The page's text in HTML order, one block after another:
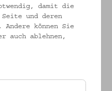
Vereinsmitglieder
dreams
damit die
und deren
können Sie
auch ablehnen,